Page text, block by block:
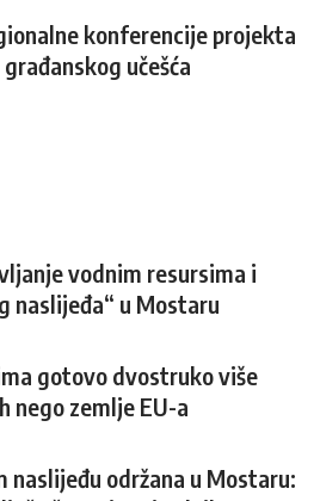
konferencije projekta
učešća
vodnim resursima i
naslijeđa“ u Mostaru
gotovo dvostruko više
nego zemlje EU-a
naslijeđu održana u Mostaru: